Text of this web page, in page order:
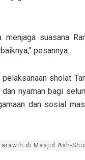
suasana
pesannya.
sholat
nyaman bagi
dan sosial
di Masjid Ash-